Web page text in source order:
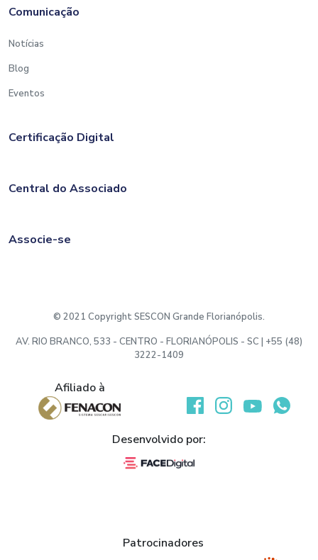
Comunicação
Notícias
Blog
Eventos
Certificação Digital
Central do Associado
Associe-se
© 2021 Copyright SESCON Grande Florianópolis.
AV. RIO BRANCO, 533 - CENTRO - FLORIANÓPOLIS - SC | +55 (48)
3222-1409
Afiliado à
Desenvolvido por:
Patrocinadores